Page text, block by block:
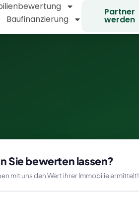
Baufinanzierung
Partner
werden
Sie bewerten lassen?
mit uns den Wert ihrer Immobilie ermittelt!